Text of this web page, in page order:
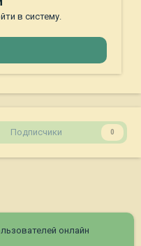
в систему.
Подписчики 0
онлайн